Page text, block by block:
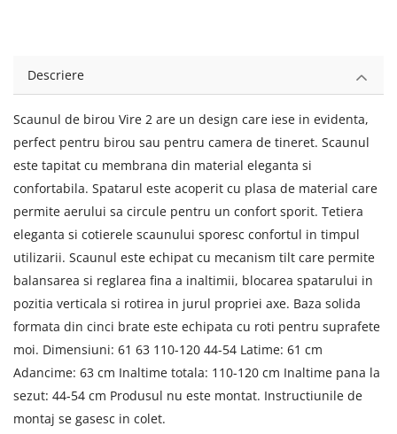
Descriere
Scaunul de birou Vire 2 are un design care iese in evidenta,
perfect pentru birou sau pentru camera de tineret. Scaunul
este tapitat cu membrana din material eleganta si
confortabila. Spatarul este acoperit cu plasa de material care
permite aerului sa circule pentru un confort sporit. Tetiera
eleganta si cotierele scaunului sporesc confortul in timpul
utilizarii. Scaunul este echipat cu mecanism tilt care permite
balansarea si reglarea fina a inaltimii, blocarea spatarului in
pozitia verticala si rotirea in jurul propriei axe. Baza solida
formata din cinci brate este echipata cu roti pentru suprafete
moi. Dimensiuni: 61 63 110-120 44-54 Latime: 61 cm
Adancime: 63 cm Inaltime totala: 110-120 cm Inaltime pana la
sezut: 44-54 cm Produsul nu este montat. Instructiunile de
montaj se gasesc in colet.